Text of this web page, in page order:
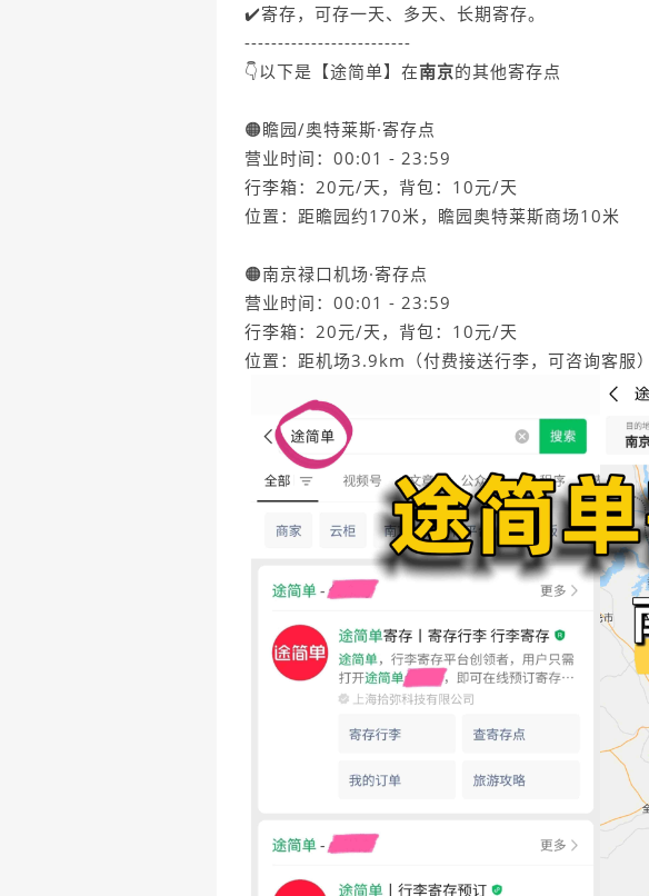
✔️寄存，可存一天、多天、长期寄存。
-------------------------
👇以下是【途简单】在南京的其他寄存点
🟠瞻园/奥特莱斯·寄存点
营业时间：00:01 - 23:59
行李箱：20元/天，背包：10元/天
位置：距瞻园约170米，瞻园奥特莱斯商场10米
🟠南京禄口机场·寄存点
营业时间：00:01 - 23:59
行李箱：20元/天，背包：10元/天
位置：距机场3.9km（付费接送行李，可咨询客服）